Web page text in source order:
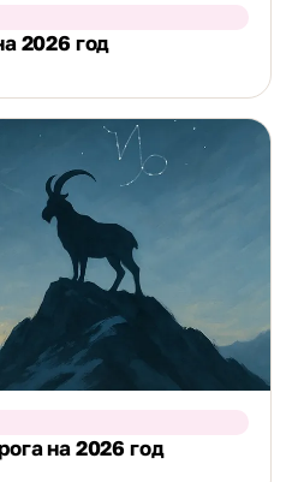
2026 год
на 2026 год